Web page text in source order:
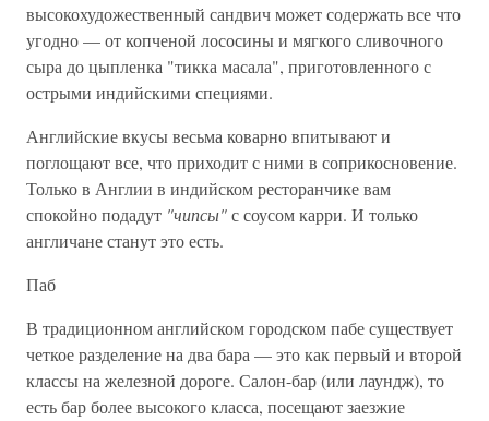
высокохудожественный сандвич может содержать все что
угодно — от копченой лососины и мягкого сливочного
сыра до цыпленка "тикка масала", приготовленного с
острыми индийскими специями.
Английские вкусы весьма коварно впитывают и
поглощают все, что приходит с ними в соприкосновение.
Только в Англии в индийском ресторанчике вам
спокойно подадут "чипсы"с соусом карри. И только
англичане станут это есть.
Паб
В традиционном английском городском пабе существует
четкое разделение на два бара — это как первый и второй
классы на железной дороге. Салон-бар (или лаундж), то
есть бар более высокого класса, посещают заезжие